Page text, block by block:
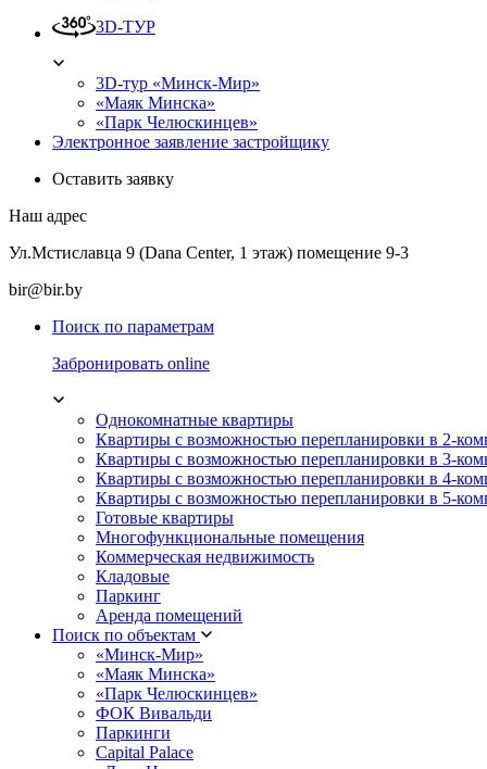
3D-ТУР
3D-тур «Минск-Мир»
«Маяк Минска»
«Парк Челюскинцев»
Электронное заявление застройщику
Оставить заявку
Наш адрес
Ул.Мстиславца 9 (Dana Center, 1 этаж) помещение 9-3
bir@bir.by
Поиск по параметрам
Забронировать online
Однокомнатные квартиры
Квартиры с возможностью перепланировки в 2-
Квартиры с возможностью перепланировки в 3-
Квартиры с возможностью перепланировки в 4-
Квартиры с возможностью перепланировки в 5-
Готовые квартиры
Многофункциональные помещения
Коммерческая недвижимость
Кладовые
Паркинг
Аренда помещений
Поиск по объектам
«Минск-Мир»
«Маяк Минска»
«Парк Челюскинцев»
ФОК Вивальди
Паркинги
Capital Palace